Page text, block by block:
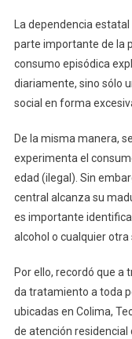
La dependencia
parte importante de la
consumo episódica
diariamente, sino sólo
social en forma
De la misma manera,
experimenta el
edad (ilegal). Sin
central alcanza su
es importante
alcohol o cualquier
Por ello, recordó que a
da tratamiento a toda
ubicadas en Colima,
de atención residencial